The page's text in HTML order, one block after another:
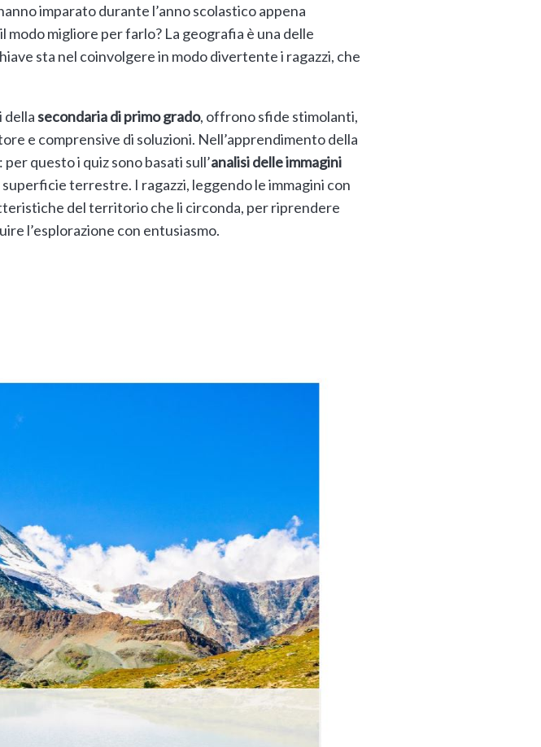
imparato durante l’anno scolastico appena
modo migliore per farlo? La geografia è una delle
sta nel coinvolgere in modo divertente i ragazzi, che
dellasecondaria di primo grado, offrono sfide stimolanti,
e comprensive di soluzioni. Nell’apprendimento della
questo i quiz sono basati sull’analisi delle immagini
terrestre. I ragazzi, leggendo le immagini con
del territorio che li circonda, per riprendere
l’esplorazione con entusiasmo.